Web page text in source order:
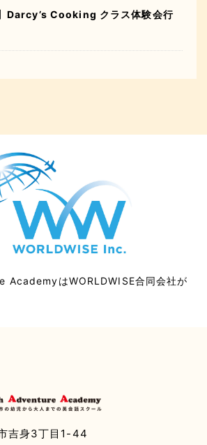
Darcy’s Cooking クラス体験会行
AcademyはWORLDWISE合同会社が
吉身3丁目1-44